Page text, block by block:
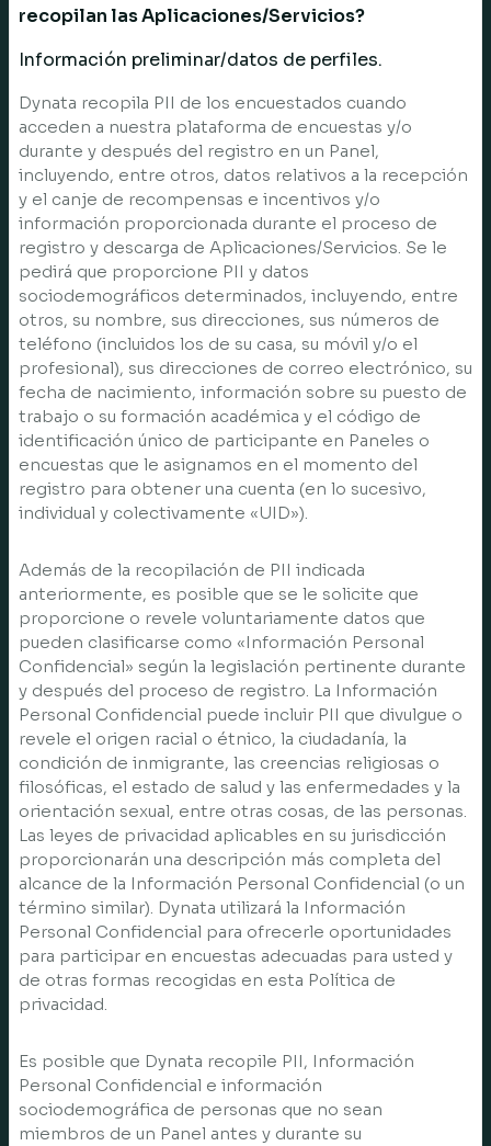
recopilan las Aplicaciones/Servicios?
Información preliminar/datos de perfiles.
Dynata recopila PII de los encuestados cuando
acceden a nuestra plataforma de encuestas y/o
durante y después del registro en un Panel,
incluyendo, entre otros, datos relativos a la recepción
y el canje de recompensas e incentivos y/o
información proporcionada durante el proceso de
registro y descarga de Aplicaciones/Servicios. Se le
pedirá que proporcione PII y datos
sociodemográficos determinados, incluyendo, entre
otros, su nombre, sus direcciones, sus números de
teléfono (incluidos los de su casa, su móvil y/o el
profesional), sus direcciones de correo electrónico, su
fecha de nacimiento, información sobre su puesto de
trabajo o su formación académica y el código de
identificación único de participante en Paneles o
encuestas que le asignamos en el momento del
registro para obtener una cuenta (en lo sucesivo,
individual y colectivamente «UID»).
Además de la recopilación de PII indicada
anteriormente, es posible que se le solicite que
proporcione o revele voluntariamente datos que
pueden clasificarse como «Información Personal
Confidencial» según la legislación pertinente durante
y después del proceso de registro. La Información
Personal Confidencial puede incluir PII que divulgue o
revele el origen racial o étnico, la ciudadanía, la
condición de inmigrante, las creencias religiosas o
filosóficas, el estado de salud y las enfermedades y la
orientación sexual, entre otras cosas, de las personas.
Las leyes de privacidad aplicables en su jurisdicción
proporcionarán una descripción más completa del
alcance de la Información Personal Confidencial (o un
término similar). Dynata utilizará la Información
Personal Confidencial para ofrecerle oportunidades
para participar en encuestas adecuadas para usted y
de otras formas recogidas en esta Política de
privacidad.
Es posible que Dynata recopile PII, Información
Personal Confidencial e información
sociodemográfica de personas que no sean
miembros de un Panel antes y durante su